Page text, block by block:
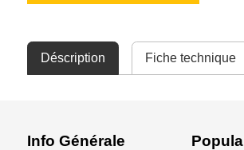
Déscription Fiche technique
Info Générale